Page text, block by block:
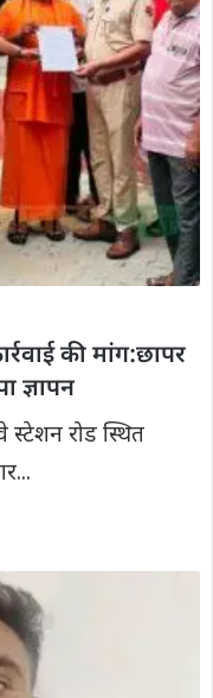
की मांग:छापर
ज्ञापन
रोड स्थित